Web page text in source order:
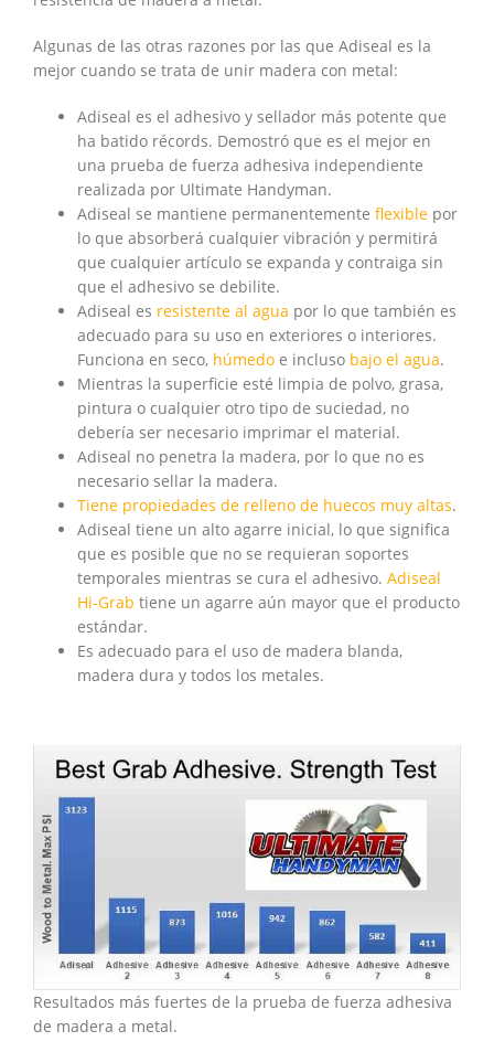
Algunas de las otras razones por las que Adiseal es la
mejor cuando se trata de unir madera con metal:
Adiseal es el adhesivo y sellador más potente que
ha batido récords. Demostró que es el mejor en
una prueba de fuerza adhesiva independiente
realizada por Ultimate Handyman.
Adiseal se mantiene permanentemente flexible por
lo que absorberá cualquier vibración y permitirá
que cualquier artículo se expanda y contraiga sin
que el adhesivo se debilite.
Adiseal es resistente al agua por lo que también es
adecuado para su uso en exteriores o interiores.
Funciona en seco, húmedo e incluso bajo el agua.
Mientras la superficie esté limpia de polvo, grasa,
pintura o cualquier otro tipo de suciedad, no
debería ser necesario imprimar el material.
Adiseal no penetra la madera, por lo que no es
necesario sellar la madera.
Tiene propiedades de relleno de huecos muy altas.
Adiseal tiene un alto agarre inicial, lo que significa
que es posible que no se requieran soportes
temporales mientras se cura el adhesivo. Adiseal
Hi-Grab tiene un agarre aún mayor que el producto
estándar.
Es adecuado para el uso de madera blanda,
madera dura y todos los metales.
Resultados más fuertes de la prueba de fuerza adhesiva
de madera a metal.